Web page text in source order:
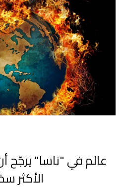
عالم في "ناسا"
الأكثر